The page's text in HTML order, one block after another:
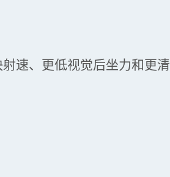
射速、更低视觉后坐力和更